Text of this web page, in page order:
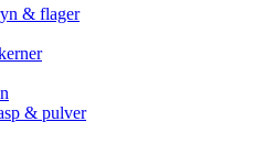
& flager
& pulver